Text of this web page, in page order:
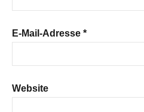
E-Mail-Adresse *
Website